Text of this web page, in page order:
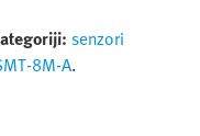
senzori
8M-A.